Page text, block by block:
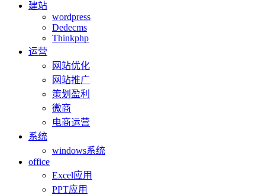
建站
wordpress
Dedecms
Thinkphp
运营
网站优化
网站推广
策划盈利
微商
电商运营
系统
windows系统
office
Excel应用
PPT应用